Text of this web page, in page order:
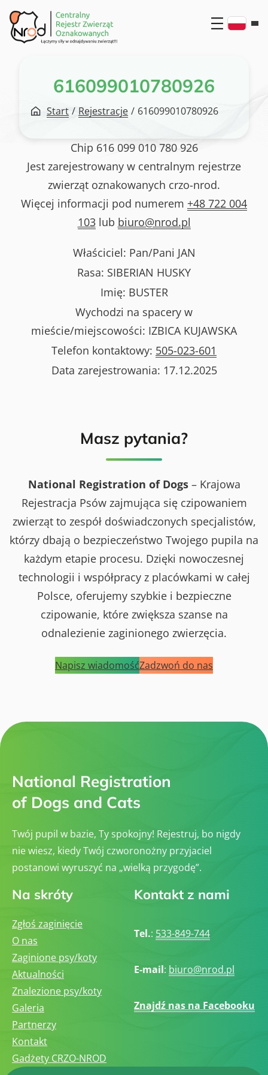
Przejdź
do
treści
616099010780926
Start / Rejestracje / 616099010780926
Chip 616 099 010 780 926
Jest zarejestrowany w centralnym rejestrze
zwierząt oznakowanych crzo-nrod.
Więcej informacji pod numerem +48 722 004
103lub biuro@nrod.pl
Właściciel: Pan/Pani JAN
Rasa: SIBERIAN HUSKY
Imię: BUSTER
Wychodzi na spacery w
mieście/miejscowości: IZBICA KUJAWSKA
Telefon kontaktowy: 505-023-601
Data zarejestrowania: 17.12.2025
Masz pytania?
National Registration of Dogs– Krajowa
Rejestracja Psów zajmująca się czipowaniem
zwierząt to zespół doświadczonych specjalistów,
którzy dbają o bezpieczeństwo Twojego pupila na
każdym etapie procesu. Dzięki nowoczesnej
technologii i współpracy z placówkami w całej
Polsce, oferujemy szybkie i bezpieczne
czipowanie, które zwiększa szanse na
odnalezienie zaginionego zwierzęcia.
Napisz wiadomośćZadzwoń do nas
National Registration
of Dogs and Cats
Twój pupil w bazie, Ty spokojny! Rejestruj, bo nigdy
nie wiesz, kiedy Twój czworonożny przyjaciel
postanowi wyruszyć na „wielką przygodę”.
Na skróty
Zgłoś zaginięcie
O nas
Zaginione psy/koty
Aktualności
Znalezione psy/koty
Galeria
Partnerzy
Kontakt
Gadżety CRZO-NROD
Kontakt z nami
Tel.: 533-849-744
E-mail: biuro@nrod.pl
Znajdź nas na Facebooku